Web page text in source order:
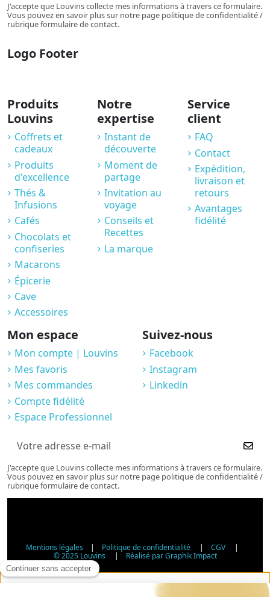
J'accepte que Louvins collecte mes informations à travers ce formulaire.
Vous pouvez en savoir plus sur notre page politique de confidentialité /
rubrique formulaire de contact.
Logo Footer
Produits
Louvins
Coffrets et
cadeaux
Produits
d'excellence
Thés &
Infusions
Cafés
Chocolats et
confiseries
Macarons
Épicerie
Cave
Accessoires
Notre
expertise
Instant de
découverte
Moment de
partage
Invitation au
voyage
Conseils et
Recettes
La marque
Service
client
FAQ
Contact
Expédition,
livraison et
retours
Avantages
fidélité
Mon espace
Mon compte | Louvins
Mes favoris
Mes commandes
Compte fidélité
Espace Professionnel
Suivez-nous
Facebook
Instagram
Linkedin
J'accepte que Louvins collecte mes informations à travers ce formulaire.
Vous pouvez en savoir plus sur notre page politique de confidentialité /
rubrique formulaire de contact.
Mentions légales | Politique de confidentialité | CGV |
© 2025 Louvins | Réalisé par Graphik Impact
Vérification d'âge - Vente d'alcool